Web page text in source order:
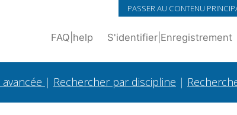
PASSER AU CONTENU
FAQ help S'identifier Enregistrement
| Rechercher par discipline |